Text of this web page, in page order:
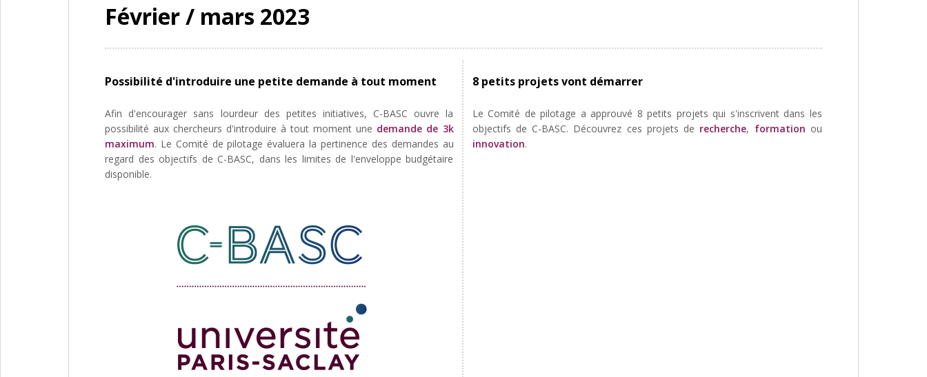
Février / mars 2023
Possibilité d'introduire une petite demande à tout moment
Afin d'encourager sans lourdeur des petites initiatives, C-BASC ouvre la
possibilité aux chercheurs d'introduire à tout moment une demande de 3k
maximum. Le Comité de pilotage évaluera la pertinence des demandes au
regard des objectifs de C-BASC, dans les limites de l'enveloppe budgétaire
disponible.
8 petits projets vont démarrer
Le Comité de pilotage a approuvé 8 petits projets qui s'inscrivent dans les
objectifs de C-BASC. Découvrez ces projets de recherche, formation ou
innovation.